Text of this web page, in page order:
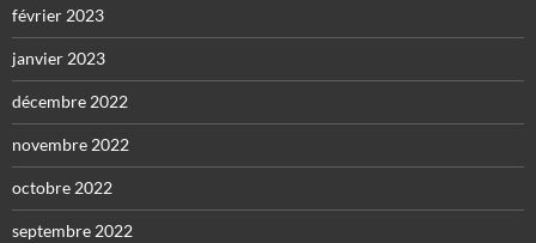
février 2023
janvier 2023
décembre 2022
novembre 2022
octobre 2022
septembre 2022